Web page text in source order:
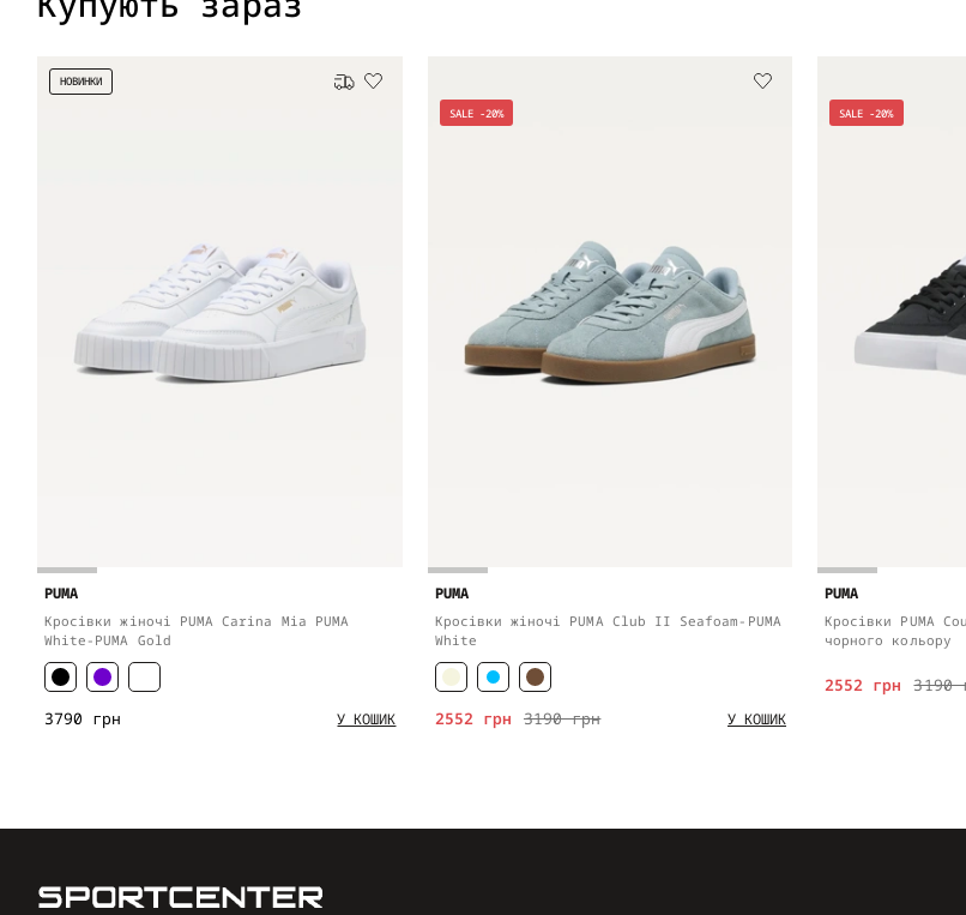
НОВИНКИ Безкоштовна доставка
PUMA
Кросівки жіночі PUMA Carina Mia PUMA
White-PUMA Gold
3790 грн У КОШИК
SALE -20%
PUMA
Кросівки жіночі PUMA Club II Seafoam-PUMA
White
3190 грн
2552 грн У КОШИК
SALE -20%
PUMA
Кросівки PUMA
чорного кольору
3190
2552 грн